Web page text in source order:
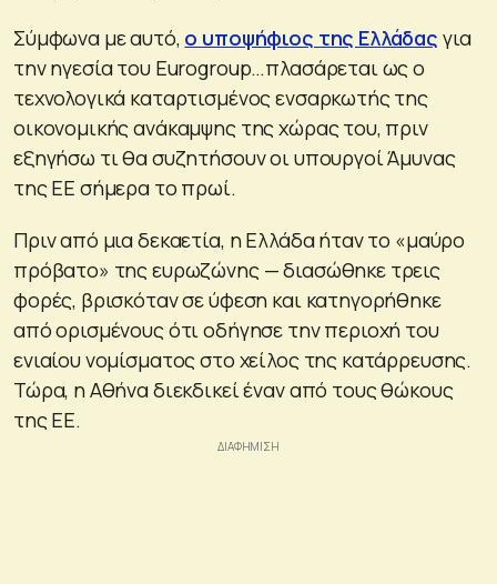
Σύμφωνα με αυτό, ο υποψήφιος της Ελλάδας για
την ηγεσία του Eurogroup…πλασάρεται ως ο
τεχνολογικά καταρτισμένος ενσαρκωτής της
οικονομικής ανάκαμψης της χώρας του, πριν
εξηγήσω τι θα συζητήσουν οι υπουργοί Άμυνας
της ΕΕ σήμερα το πρωί.
Πριν από μια δεκαετία, η Ελλάδα ήταν το «μαύρο
πρόβατο» της ευρωζώνης — διασώθηκε τρεις
φορές, βρισκόταν σε ύφεση και κατηγορήθηκε
από ορισμένους ότι οδήγησε την περιοχή του
ενιαίου νομίσματος στο χείλος της κατάρρευσης.
Τώρα, η Αθήνα διεκδικεί έναν από τους θώκους
της ΕΕ.